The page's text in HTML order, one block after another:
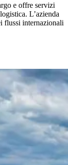
e offre servizi
L’azienda
flussi internazionali